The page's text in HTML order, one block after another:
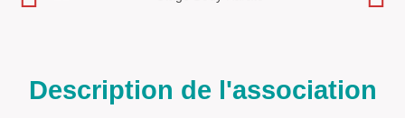
Description de l'association